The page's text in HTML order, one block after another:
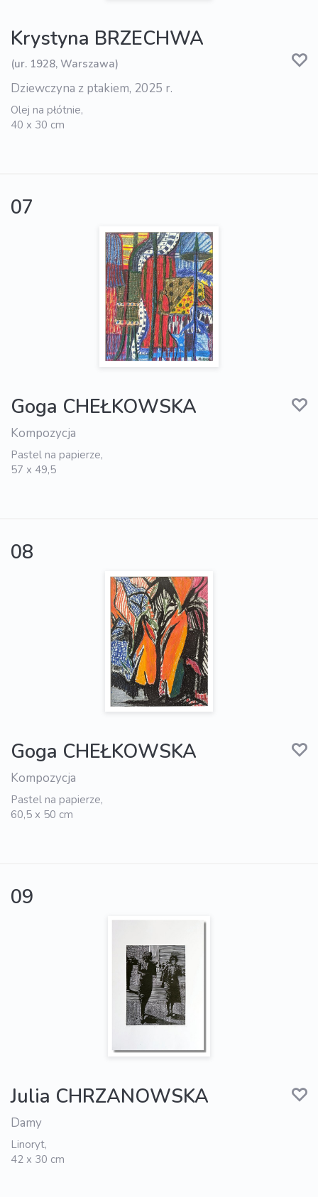
Krystyna BRZECHWA
(ur. 1928, Warszawa)
Dziewczyna z ptakiem, 2025 r.
Olej na płótnie,
40 x 30 cm
07
Goga CHEŁKOWSKA
Kompozycja
Pastel na papierze,
57 x 49,5
08
Goga CHEŁKOWSKA
Kompozycja
Pastel na papierze,
60,5 x 50 cm
09
Julia CHRZANOWSKA
Damy
Linoryt,
42 x 30 cm